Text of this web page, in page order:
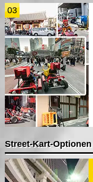
03
Street-Kart-Optionen